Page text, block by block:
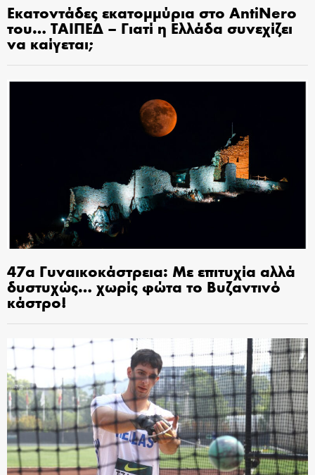
Εκατοντάδες εκατομμύρια στο AntiNero
του… ΤΑΙΠΕΔ – Γιατί η Ελλάδα συνεχίζει
να καίγεται;
47α Γυναικοκάστρεια: Με επιτυχία αλλά
δυστυχώς… χωρίς φώτα το Βυζαντινό
κάστρο!